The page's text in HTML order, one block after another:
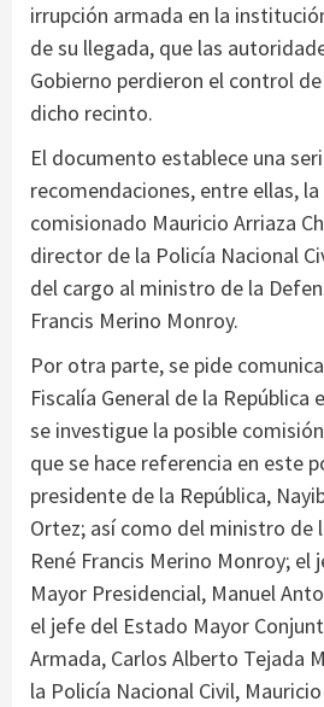
irrupción armada en la
de su llegada, que las
Gobierno perdieron el control
dicho recinto.
El documento establece una
recomendaciones, entre ellas,
comisionado Mauricio Arriaza
director de la Policía Nacional
del cargo al ministro de la
Francis Merino Monroy.
Por otra parte, se pide
Fiscalía General de la República
se investigue la posible
que se hace referencia en este
presidente de la República,
Ortez; así como del ministro de
René Francis Merino Monroy; el
Mayor Presidencial, Manuel
el jefe del Estado Mayor
Armada, Carlos Alberto Tejada
la Policía Nacional Civil,